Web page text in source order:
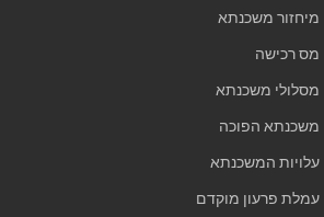
מיחזור משכנתא
מס רכישה
מסלולי משכנתא
משכנתא הפוכה
עלויות המשכנתא
עמלת פרעון מוקדם